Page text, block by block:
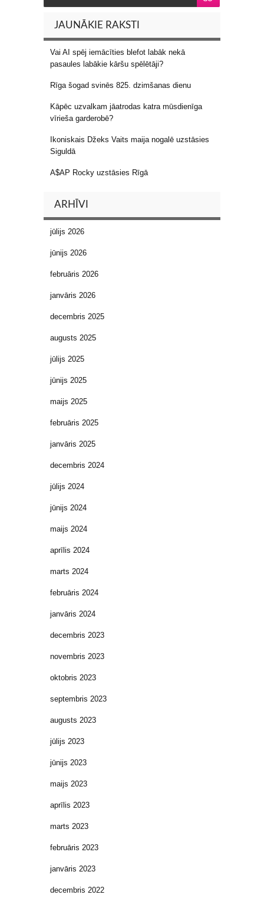
JAUNĀKIE RAKSTI
Vai AI spēj iemācīties blefot labāk nekā
pasaules labākie kāršu spēlētāji?
Rīga šogad svinēs 825. dzimšanas dienu
Kāpēc uzvalkam jāatrodas katra mūsdienīga
vīrieša garderobē?
Ikoniskais Džeks Vaits maija nogalē uzstāsies
Siguldā
A$AP Rocky uzstāsies Rīgā
ARHĪVI
jūlijs 2026
jūnijs 2026
februāris 2026
janvāris 2026
decembris 2025
augusts 2025
jūlijs 2025
jūnijs 2025
maijs 2025
februāris 2025
janvāris 2025
decembris 2024
jūlijs 2024
jūnijs 2024
maijs 2024
aprīlis 2024
marts 2024
februāris 2024
janvāris 2024
decembris 2023
novembris 2023
oktobris 2023
septembris 2023
augusts 2023
jūlijs 2023
jūnijs 2023
maijs 2023
aprīlis 2023
marts 2023
februāris 2023
janvāris 2023
decembris 2022